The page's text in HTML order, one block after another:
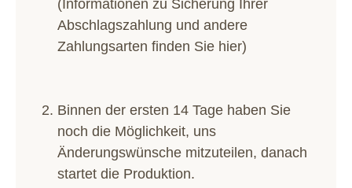
(Informationen zu Sicherung Ihrer
Abschlagszahlung und andere
Zahlungsarten finden Sie hier)
Binnen der ersten 14 Tage haben Sie
noch die Möglichkeit, uns
Änderungswünsche mitzuteilen, danach
startet die Produktion.